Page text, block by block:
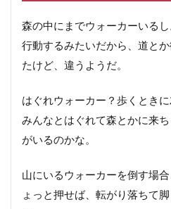
森の中にまでウォーカーいる
行動するみたいだから、道と
たけど、違うようだ。
はぐれウォーカー？歩くとき
みんなとはぐれて森とかに来
がいるのかな。
山にいるウォーカーを倒す場
ょっと押せば、転がり落ちて